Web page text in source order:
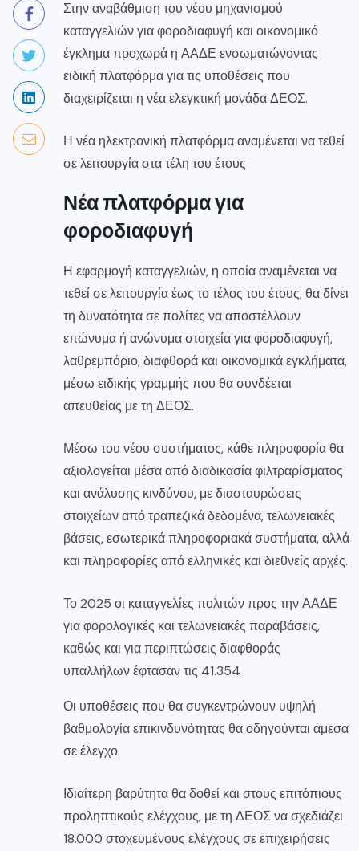
Στην αναβάθμιση του νέου μηχανισμού
καταγγελιών για φοροδιαφυγή και οικονομικό
έγκλημα προχωρά η ΑΑΔΕ ενσωματώνοντας
ειδική πλατφόρμα για τις υποθέσεις που
διαχειρίζεται η νέα ελεγκτική μονάδα ΔΕΟΣ.
Η νέα ηλεκτρονική πλατφόρμα αναμένεται να τεθεί
σε λειτουργία στα τέλη του έτους
Νέα πλατφόρμα για
φοροδιαφυγή
Η εφαρμογή καταγγελιών, η οποία αναμένεται να
τεθεί σε λειτουργία έως το τέλος του έτους, θα δίνει
τη δυνατότητα σε πολίτες να αποστέλλουν
επώνυμα ή ανώνυμα στοιχεία για φοροδιαφυγή,
λαθρεμπόριο, διαφθορά και οικονομικά εγκλήματα,
μέσω ειδικής γραμμής που θα συνδέεται
απευθείας με τη ΔΕΟΣ.
Μέσω του νέου συστήματος, κάθε πληροφορία θα
αξιολογείται μέσα από διαδικασία φιλτραρίσματος
και ανάλυσης κινδύνου, με διασταυρώσεις
στοιχείων από τραπεζικά δεδομένα, τελωνειακές
βάσεις, εσωτερικά πληροφοριακά συστήματα, αλλά
και πληροφορίες από ελληνικές και διεθνείς αρχές.
Το 2025 οι καταγγελίες πολιτών προς την ΑΑΔΕ
για φορολογικές και τελωνειακές παραβάσεις,
καθώς και για περιπτώσεις διαφθοράς
υπαλλήλων έφτασαν τις 41.354
Οι υποθέσεις που θα συγκεντρώνουν υψηλή
βαθμολογία επικινδυνότητας θα οδηγούνται άμεσα
σε έλεγχο.
Ιδιαίτερη βαρύτητα θα δοθεί και στους επιτόπιους
προληπτικούς ελέγχους, με τη ΔΕΟΣ να σχεδιάζει
18.000 στοχευμένους ελέγχους σε επιχειρήσεις